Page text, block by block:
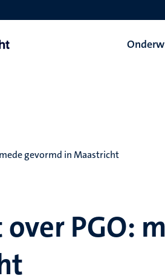
gevormd in Maastricht
PGO: